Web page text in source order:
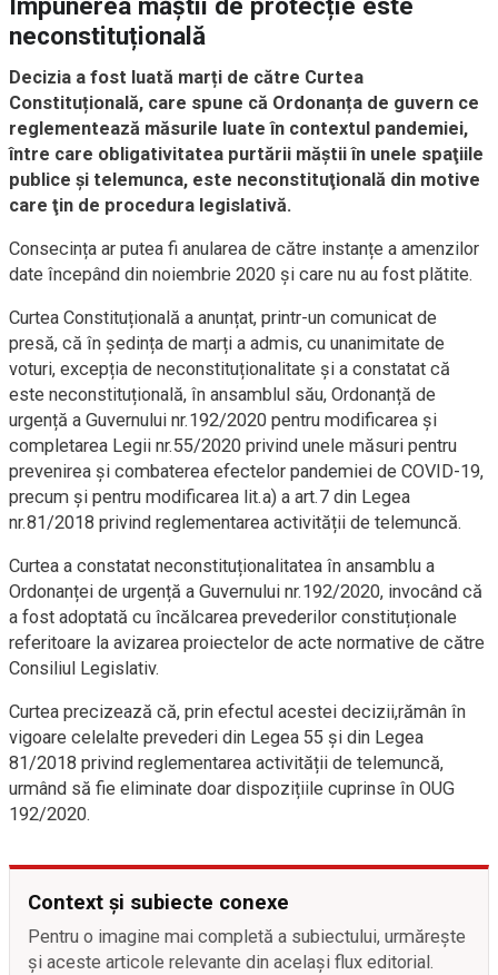
neconstituțională
Decizia a fost luată marți de către Curtea
Constituțională, care spune că Ordonanța de guvern ce
reglementează măsurile luate în contextul pandemiei,
între care obligativitatea purtării măştii în unele spaţiile
publice și telemunca, este neconstituţională din motive
care ţin de procedura legislativă.
Consecința ar putea fi anularea de către instanțe a amenzilor
date începând din noiembrie 2020 și care nu au fost plătite.
Curtea Constituțională a anunțat, printr-un comunicat de
presă, că în ședința de marți a admis, cu unanimitate de
voturi, excepția de neconstituționalitate și a constatat că
este neconstituțională, în ansamblul său, Ordonanță de
urgență a Guvernului nr.192/2020 pentru modificarea și
completarea Legii nr.55/2020 privind unele măsuri pentru
prevenirea și combaterea efectelor pandemiei de COVID-19,
precum și pentru modificarea lit.a) a art.7 din Legea
nr.81/2018 privind reglementarea activității de telemuncă.
Curtea a constatat neconstituționalitatea în ansamblu a
Ordonanței de urgență a Guvernului nr.192/2020, invocând că
a fost adoptată cu încălcarea prevederilor constituționale
referitoare la avizarea proiectelor de acte normative de către
Consiliul Legislativ.
Curtea precizează că, prin efectul acestei decizii,rămân în
vigoare celelalte prevederi din Legea 55 și din Legea
81/2018 privind reglementarea activității de telemuncă,
urmând să fie eliminate doar dispozițiile cuprinse în OUG
192/2020.
Context și subiecte conexe
Pentru o imagine mai completă a subiectului, urmărește
și aceste articole relevante din același flux editorial.